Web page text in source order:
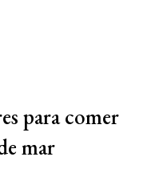
para comer
mar